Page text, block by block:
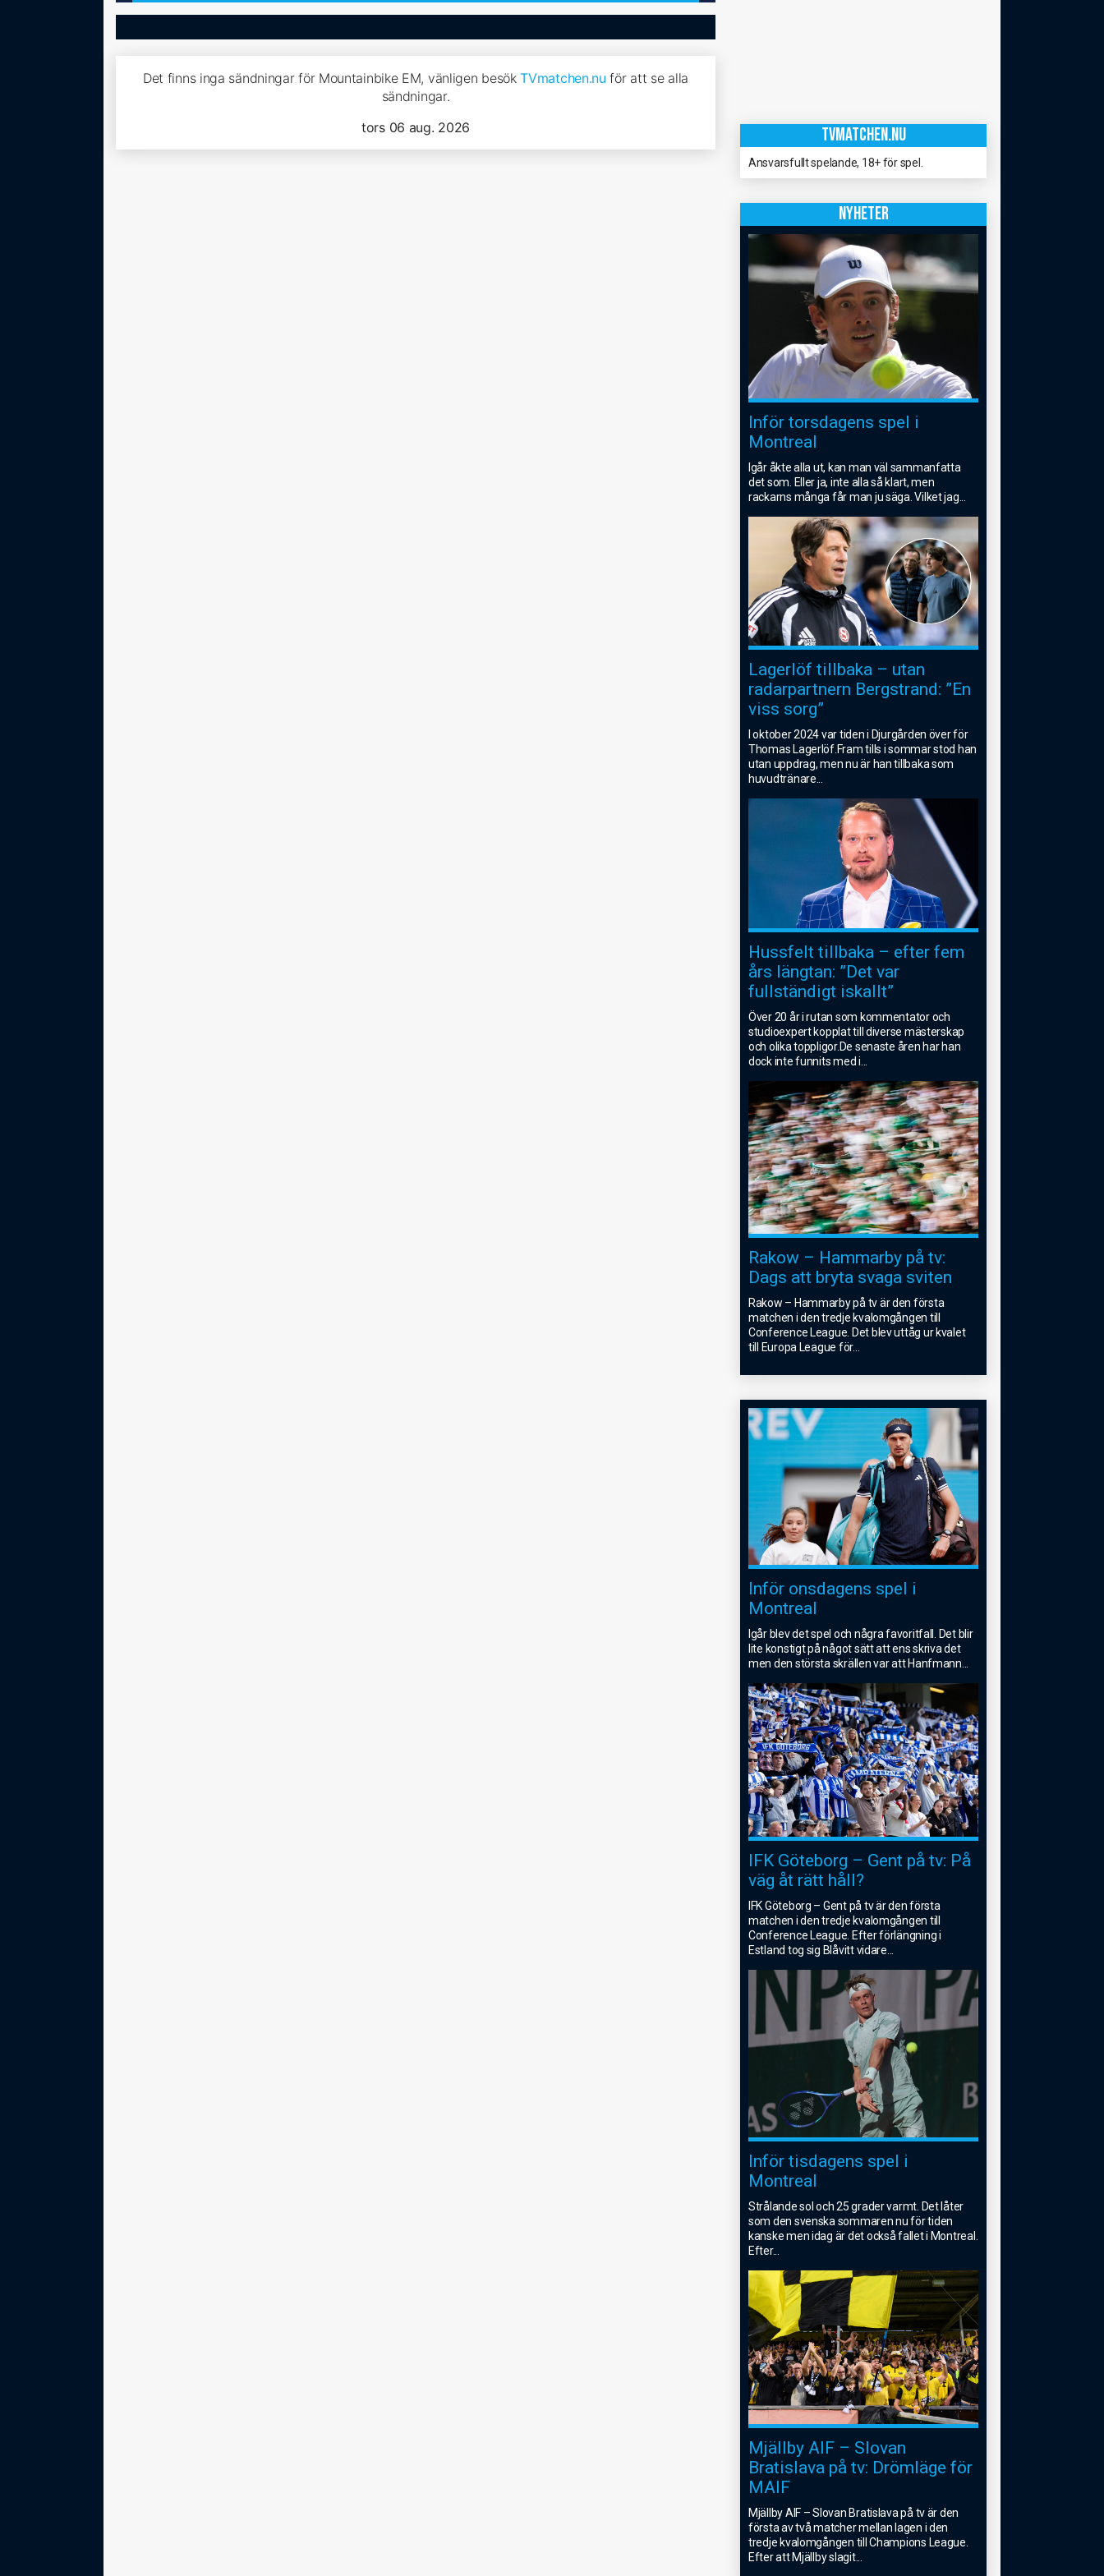
Det finns inga sändningar för Mountainbike EM, vänligen besökTVmatchen.nu för att se alla
sändningar.
tors 06 aug. 2026
TVMATCHEN.NU
Ansvarsfullt spelande, 18+ för spel.
NYHETER
Inför torsdagens spel i
Montreal
Igår åkte alla ut, kan man väl sammanfatta
det som. Eller ja, inte alla så klart, men
rackarns många får man ju säga. Vilket jag
Lagerlöf tillbaka – utan
radarpartnern Bergstrand: ”En
viss sorg”
I oktober 2024 var tiden i Djurgården över för
Thomas Lagerlöf.Fram tills i sommar stod han
utan uppdrag, men nu är han tillbaka som
huvudtränare
Hussfelt tillbaka – efter fem
års längtan: ”Det var
fullständigt iskallt”
Över 20 år i rutan som kommentator och
studioexpert kopplat till diverse mästerskap
och olika toppligor.De senaste åren har han
dock inte funnits med i
Rakow – Hammarby på tv:
Dags att bryta svaga sviten
Rakow – Hammarby på tv är den första
matchen i den tredje kvalomgången till
Conference League. Det blev uttåg ur kvalet
till Europa League för...
Inför onsdagens spel i
Montreal
Igår blev det spel och några favoritfall. Det blir
lite konstigt på något sätt att ens skriva det
men den största skrällen var att Hanfmann...
IFK Göteborg – Gent på tv: På
väg åt rätt håll?
IFK Göteborg – Gent på tv är den första
matchen i den tredje kvalomgången till
Conference League. Efter förlängning i
Estland tog sig Blåvitt vidare
Inför tisdagens spel i
Montreal
Strålande sol och 25 grader varmt. Det låter
som den svenska sommaren nu för tiden
kanske men idag är det också fallet i Montreal.
Efter...
Mjällby AIF – Slovan
Bratislava på tv: Drömläge för
MAIF
Mjällby AIF – Slovan Bratislava på tv är den
första av två matcher mellan lagen i den
tredje kvalomgången till Champions League.
Efter att Mjällby slagit...